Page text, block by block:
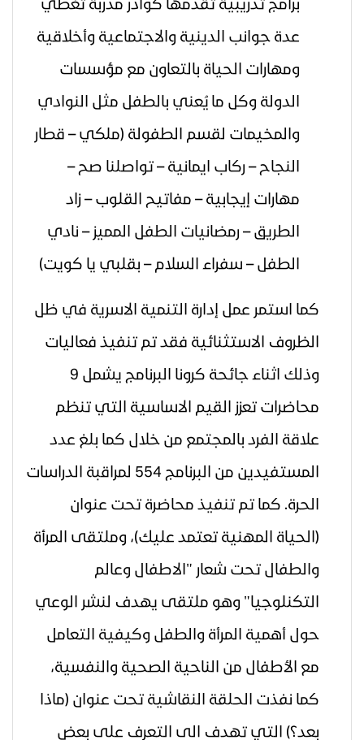
عدة جوانب الدينية والاجتماعية وأخلاقية
ومهارات الحياة بالتعاون مع مؤسسات
الدولة وكل ما يُعني بالطفل مثل النوادي
والمخيمات لقسم الطفولة (ملكي – قطار
النجاح – ركاب ايمانية – تواصلنا صح –
مهارات إيجابية – مفاتيح القلوب – زاد
الطريق – رمضانيات الطفل المميز – نادي
الطفل – سفراء السلام – بقلبي يا كويت)
كما استمر عمل إدارة التنمية الاسرية في ظل
الظروف الاستثنائية فقد تم تنفيذ فعاليات
وذلك اثناء جائحة كرونا
البرنامج يشمل 9
محاضرات تعزز القيم الاساسية التي تنظم
علاقة الفرد بالمجتمع من خلال كما بلغ عدد
المستفيدين من البرنامج 554 لمراقبة الدراسات
الحرة. كما تم تنفيذ محاضرة تحت عنوان
(الحياة المهنية تعتمد عليك)، وملتقى المرأة
والطفال تحت شعار "الاطفال وعالم
التكنلوجيا" وهو ملتقى يهدف لنشر الوعي
حول أهمية المرأة والطفل وكيفية التعامل
مع الأطفال من الناحية الصحية والنفسية،
كما نفذت الحلقة النقاشية تحت عنوان (ماذا
بعد؟) التي تهدف الى التعرف على بعض